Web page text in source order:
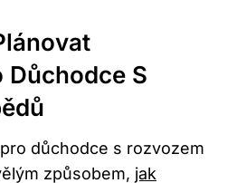
Důchodce S
důchodce s rozvozem
způsobem, jak